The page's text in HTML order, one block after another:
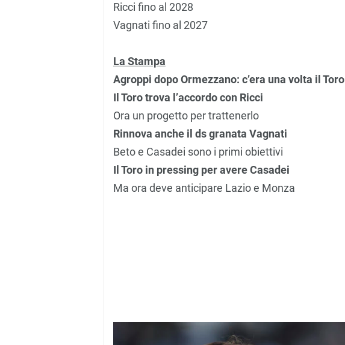
Ricci fino al 2028
Vagnati fino al 2027
La Stampa
Agroppi dopo Ormezzano: c’era una volta il Toro
Il Toro trova l’accordo con Ricci
Ora un progetto per trattenerlo
Rinnova anche il ds granata Vagnati
Beto e Casadei sono i primi obiettivi
Il Toro in pressing per avere Casadei
Ma ora deve anticipare Lazio e Monza